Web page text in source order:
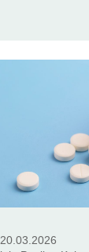
20.03.2026